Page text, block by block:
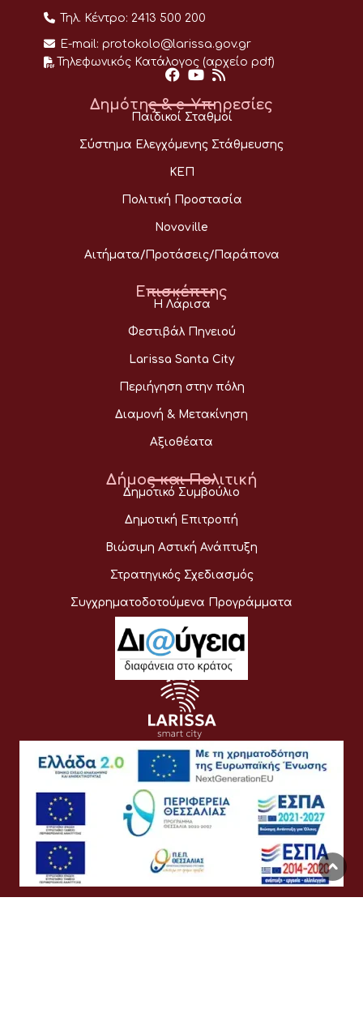
Τηλ. Κέντρο: 2413 500 200
E-mail: protokolo@larissa.gov.gr
Τηλεφωνικός Κατάλογος (αρχείο pdf)
Δημότης & e-Υπηρεσίες
Παιδικοί Σταθμοί
Σύστημα Ελεγχόμενης Στάθμευσης
ΚΕΠ
Πολιτική Προστασία
Novoville
Αιτήματα/Προτάσεις/Παράπονα
Επισκέπτης
Η Λάρισα
Φεστιβάλ Πηνειού
Larissa Santa City
Περιήγηση στην πόλη
Διαμονή & Μετακίνηση
Αξιοθέατα
Δήμος και Πολιτική
Δημοτικό Συμβούλιο
Δημοτική Επιτροπή
Βιώσιμη Αστική Ανάπτυξη
Στρατηγικός Σχεδιασμός
Συγχρηματοδοτούμενα Προγράμματα